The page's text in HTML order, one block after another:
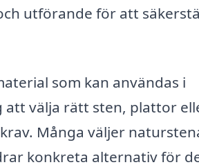
utförande för att
som kan användas i
att välja rätt sten, plattor
Många väljer
konkreta alternativ för